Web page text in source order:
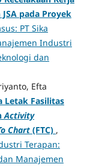
pada Proyek
PT Sika
Industri
dan
Efta
Letak Fasilitas
Activity
Chart (FTC) ,
Terapan:
Manajemen